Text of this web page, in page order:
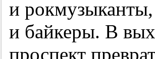
и
и байкеры. В
проспект